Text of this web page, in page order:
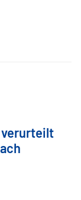
verurteilt